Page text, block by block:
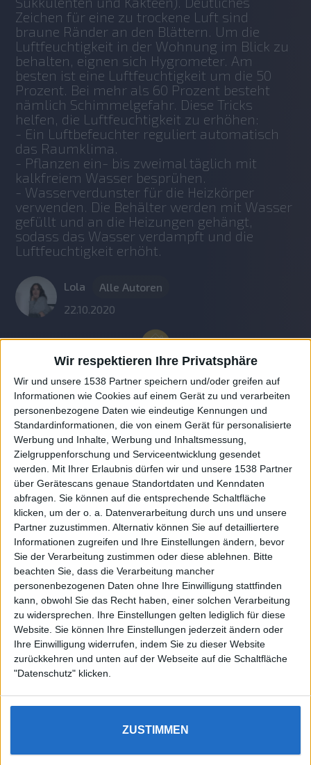
Wir respektieren Ihre Privatsphäre
Wir und unsere 1538 Partner speichern und/oder greifen auf
Informationen wie Cookies auf einem Gerät zu und verarbeiten
personenbezogene Daten wie eindeutige Kennungen und
Standardinformationen, die von einem Gerät für personalisierte
Werbung und Inhalte, Werbung und Inhaltsmessung,
Zielgruppenforschung und Serviceentwicklung gesendet
werden.
Mit Ihrer Erlaubnis dürfen wir und unsere 1538 Partner
über Gerätescans genaue Standortdaten und Kenndaten
abfragen. Sie können auf die entsprechende Schaltfläche
klicken, um der o. a. Datenverarbeitung durch uns und unsere
Partner zuzustimmen. Alternativ können Sie auf detailliertere
Informationen zugreifen und Ihre Einstellungen ändern, bevor
Sie der Verarbeitung zustimmen oder diese ablehnen.
Bitte
beachten Sie, dass die Verarbeitung mancher
personenbezogenen Daten ohne Ihre Einwilligung stattfinden
kann, obwohl Sie das Recht haben, einer solchen Verarbeitung
zu widersprechen. Ihre Einstellungen gelten lediglich für diese
Website. Sie können Ihre Einstellungen jederzeit ändern oder
Ihre Einwilligung widerrufen, indem Sie zu dieser Website
zurückkehren und unten auf der Webseite auf die Schaltfläche
"Datenschutz" klicken.
ZUSTIMMEN
Zeichen für eine zu trockene Luft sind
braune Ränder an den Blättern. Um die
Luftfeuchtigkeit in der Wohnung im Blick zu
behalten, eignen sich Hygrometer. Am
besten ist eine Luftfeuchtigkeit um die 50
Prozent. Bei mehr als 60 Prozent besteht
nämlich Schimmelgefahr. Diese Tricks
helfen, die Luftfeuchtigkeit zu erhöhen:
- Ein Luftbefeuchter reguliert automatisch
das Raumklima.
- Pflanzen ein- bis zweimal täglich mit
kalkfreiem Wasser besprühen.
- Wasserverdunster für die Heizkörper
verwenden. Die Behälter werden mit Wasser
gefüllt und an die Heizungen gehängt,
sodass das Wasser verdampft und die
Luftfeuchtigkeit erhöht.
Lola
Alle Autoren
22.10.2020
Auf DESMONDO findet Ihr Inspirationen für
individuelles, gemütliches und intelligentes Wohnen,
die aktuellsten Einrichtungstrends und Informatives zu
neuesten Smart Home Systemen.
About
DESMONDO Suche
Rechtliches
Impressum
Datenschutz
Sitemap
4